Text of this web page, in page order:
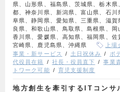
県、山形県、福島県、茨城県、栃木
都、神奈川県、新潟県、富山県、石
阜県、静岡県、愛知県、三重県、滋
良県、和歌山県、鳥取県、島根県、岡
香川県、愛媛県、高知県、福岡県、佐
宮崎県、鹿児島県、沖縄県
上場
事業・新サービス
土日祝休み ポ
代役員在籍
社長・役員直下 事業
トワーク可能
育児支援制度
地方創生を牽引するITコンサ